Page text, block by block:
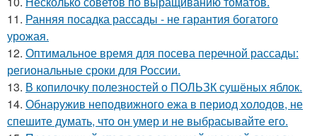
11. Ранняя посадка рассады - не гарантия богатого
урожая.
12. Оптимальное время для посева перечной рассады:
региональные сроки для России.
13. В копилочку полезностей о ПОЛЬЗК сушёных яблок.
14. Обнаружив неподвижного ежа в период холодов, не
спешите думать, что он умер и не выбрасывайте его.